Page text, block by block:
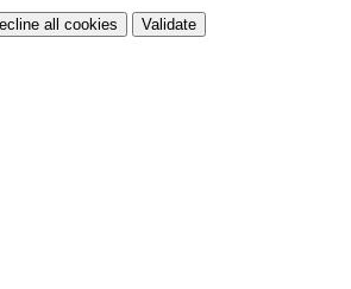
all cookies Validate